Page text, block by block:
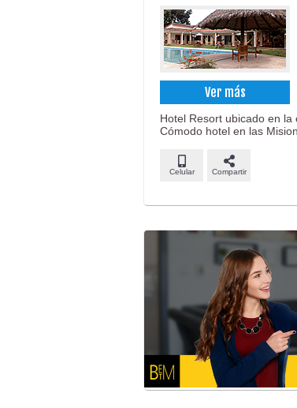
Ver más
Hotel Resort ubicado en la
Cómodo hotel en las
Celular Compartir